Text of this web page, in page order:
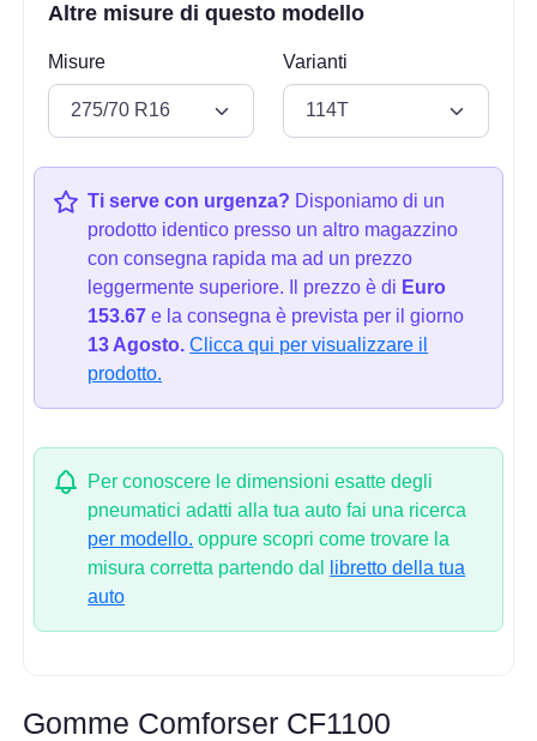
Altre misure di questo modello
Misure Varianti
Ti serve con urgenza? Disponiamo di un
prodotto identico presso un altro magazzino
con consegna rapida ma ad un prezzo
leggermente superiore. Il prezzo è di Euro
153.67 e la consegna è prevista per il giorno
13 Agosto. Clicca qui per visualizzare il
prodotto.
Per conoscere le dimensioni esatte degli
pneumatici adatti alla tua auto fai una ricerca
per modello. oppure scopri come trovare la
misura corretta partendo dal
libretto della tua
auto
Gomme Comforser CF1100